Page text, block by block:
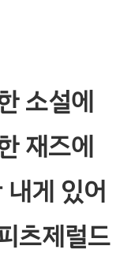
소설에
재즈에
게 있어
츠제럴드